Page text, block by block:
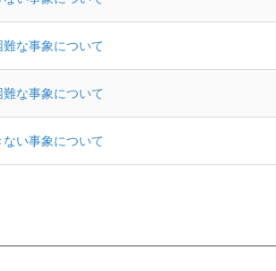
な事象について
な事象について
い事象について